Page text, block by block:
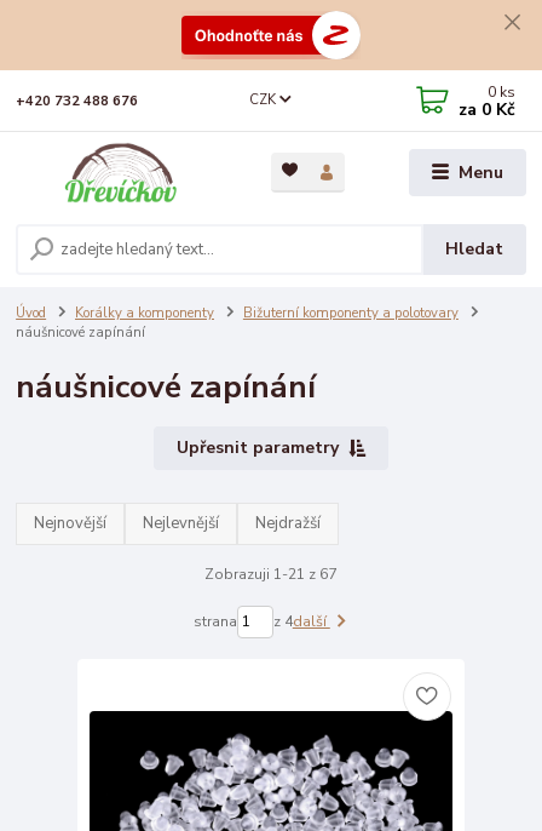
Menu
CZK
Hledat
+420 732 488 676 0 ks
za 0 Kč
Úvod Korálky a komponenty
Bižuterní komponenty a polotovary
náušnicové zapínání
náušnicové zapínání
Upřesnit parametry
Nejnovější Nejlevnější Nejdražší
Zobrazuji 1-21 z 67
strana z 4další